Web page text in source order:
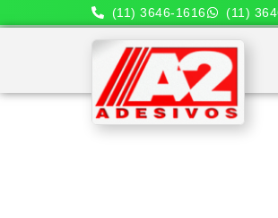
(11) 3646-1616 (11)